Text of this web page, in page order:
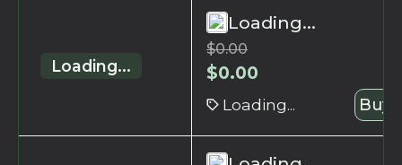
Loading...
Loading...
$0.00
$0.00
Loading... Buy